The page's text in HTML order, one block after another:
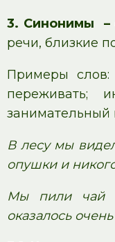
3. Синонимы –
речи, близкие
Примеры слов:
переживать;
занимательный
В лесу мы
опушки и
Мы пили чай
оказалось